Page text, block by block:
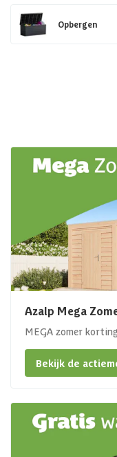
Opbergen
Azalp Mega
MEGA zomer
Bekijk de